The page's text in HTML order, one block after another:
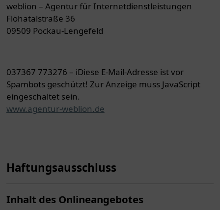
weblion – Agentur für Internetdienstleistungen
Flöhatalstraße 36
09509 Pockau-Lengefeld
037367 773276 – iDiese E-Mail-Adresse ist vor
Spambots geschützt! Zur Anzeige muss JavaScript
eingeschaltet sein.
www.agentur-weblion.de
Haftungsausschluss
Inhalt des Onlineangebotes